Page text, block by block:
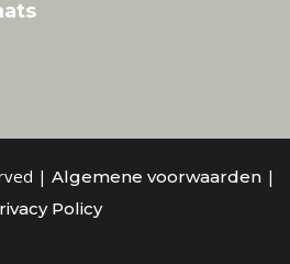
| Algemene voorwaarden |
Policy